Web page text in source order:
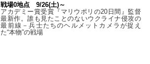
戦場0地点 9/26(土)～
アカデミー賞受賞『マリウポリの20日間』監督
最新作。誰も見たことのないウクライナ侵攻の
最前線－兵士たちのヘルメットカメラが捉え
た“本物”の戦場